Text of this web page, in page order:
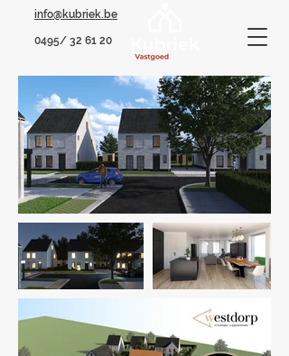
info@kubriek.be
0495/ 32 61 20